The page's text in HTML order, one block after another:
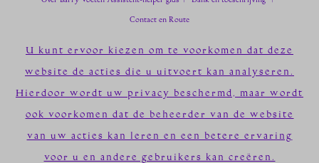
Contact en Route
U kunt ervoor kiezen om te voorkomen dat deze
website de acties die u uitvoert kan analyseren.
Hierdoor wordt uw privacy beschermd, maar wordt
ook voorkomen dat de beheerder van de website
van uw acties kan leren en een betere ervaring
voor u en andere gebruikers kan creëren.